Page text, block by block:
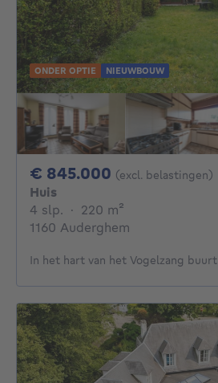
ONDER OPTIE NIEUWBOUW
€ 845.000 845000€
(excl. belastingen)
Huis
4 slp. 4 slaapkamers
· 220 m²
1160 Auderghem
In het hart van het Vogelzang buurt